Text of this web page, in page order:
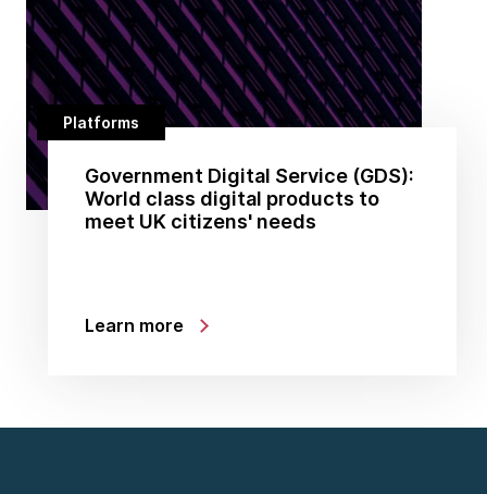
Platforms
Government Digital Service (GDS):
World class digital products to
meet UK citizens' needs
Learn more